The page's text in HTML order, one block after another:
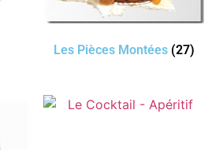
Les Pièces Montées (27)